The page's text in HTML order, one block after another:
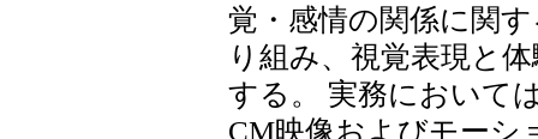
覚・感情の関係に関
り組み、視覚表現と
する。 実務において
CM映像およびモーシ